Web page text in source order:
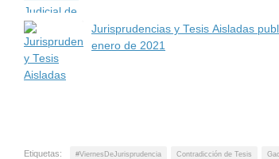
Jurisprudencias y Tesis Aisladas
enero de 2021
Etiquetas: #ViernesDeJurisprudencia Contradicción de Tesis